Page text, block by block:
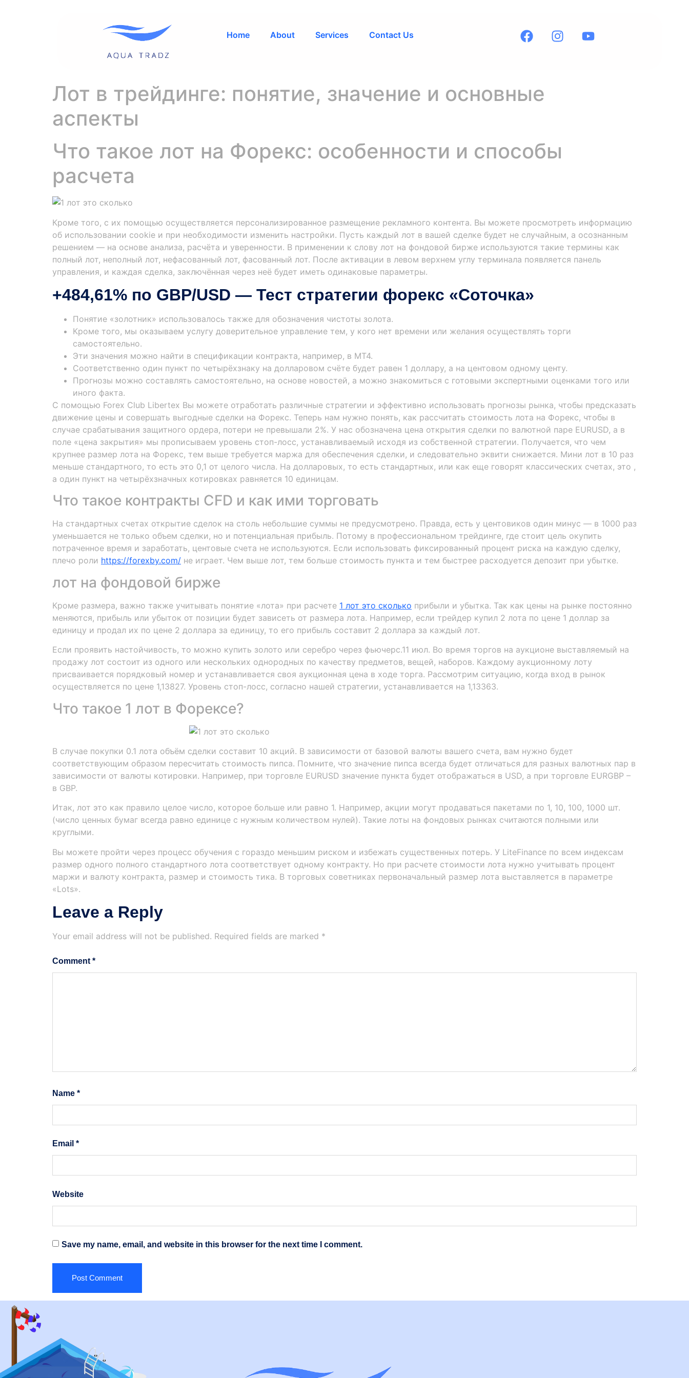
Home About Services Contact Us
Лот в трейдинге: понятие, значение и основные
аспекты
Что такое лот на Форекс: особенности и способы
расчета
Кроме того, с их помощью осуществляется персонализированное размещение рекламного контента. Вы можете просмотреть информацию
об использовании cookie и при необходимости изменить настройки. Пусть каждый лот в вашей сделке будет не случайным, а осознанным
решением — на основе анализа, расчёта и уверенности. В применении к слову лот на фондовой бирже используются такие термины как
полный лот, неполный лот, нефасованный лот, фасованный лот. После активации в левом верхнем углу терминала появляется панель
управления, и каждая сделка, заключённая через неё будет иметь одинаковые параметры.
+484,61% по GBP/USD — Тест стратегии форекс «Соточка»
Понятие «золотник» использовалось также для обозначения чистоты золота.
Кроме того, мы оказываем услугу доверительное управление тем, у кого нет времени или желания осуществлять торги
самостоятельно.
Эти значения можно найти в спецификации контракта, например, в МТ4.
Соответственно один пункт по четырёхзнаку на долларовом счёте будет равен 1 доллару, а на центовом одному центу.
Прогнозы можно составлять самостоятельно, на основе новостей, а можно знакомиться с готовыми экспертными оценками того или
иного факта.
С помощью Forex Club Libertex Вы можете отработать различные стратегии и эффективно использовать прогнозы рынка, чтобы предсказать
движение цены и совершать выгодные сделки на Форекс. Теперь нам нужно понять, как рассчитать стоимость лота на Форекс, чтобы в
случае срабатывания защитного ордера, потери не превышали 2%. У нас обозначена цена открытия сделки по валютной паре EURUSD, а в
поле «цена закрытия» мы прописываем уровень стоп-лосс, устанавливаемый исходя из собственной стратегии. Получается, что чем
крупнее размер лота на Форекс, тем выше требуется маржа для обеспечения сделки, и следовательно эквити снижается. Мини лот в 10 раз
меньше стандартного, то есть это 0,1 от целого числа. На долларовых, то есть стандартных, или как еще говорят классических счетах, это ,
а один пункт на четырёхзначных котировках равняется 10 единицам.
Что такое контракты CFD и как ими торговать
На стандартных счетах открытие сделок на столь небольшие суммы не предусмотрено. Правда, есть у центовиков один минус — в 1000 раз
уменьшается не только объем сделки, но и потенциальная прибыль. Потому в профессиональном трейдинге, где стоит цель окупить
потраченное время и заработать, центовые счета не используются. Если использовать фиксированный процент риска на каждую сделку,
плечо роли https://forexby.com/ не играет. Чем выше лот, тем больше стоимость пункта и тем быстрее расходуется депозит при убытке.
лот на фондовой бирже
Кроме размера, важно также учитывать понятие «лота» при расчете 1 лот это сколько прибыли и убытка. Так как цены на рынке постоянно
меняются, прибыль или убыток от позиции будет зависеть от размера лота. Например, если трейдер купил 2 лота по цене 1 доллар за
единицу и продал их по цене 2 доллара за единицу, то его прибыль составит 2 доллара за каждый лот.
Если проявить настойчивость, то можно купить золото или серебро через фьючерс.11 июл. Во время торгов на аукционе выставляемый на
продажу лот состоит из одного или нескольких однородных по качеству предметов, вещей, наборов. Каждому аукционному лоту
присваивается порядковый номер и устанавливается своя аукционная цена в ходе торга. Рассмотрим ситуацию, когда вход в рынок
осуществляется по цене 1,13827. Уровень стоп-лосс, согласно нашей стратегии, устанавливается на 1,13363.
Что такое 1 лот в Форексе?
В случае покупки 0.1 лота объём сделки составит 10 акций. В зависимости от базовой валюты вашего счета, вам нужно будет
соответствующим образом пересчитать стоимость пипса. Помните, что значение пипса всегда будет отличаться для разных валютных пар в
зависимости от валюты котировки. Например, при торговле EURUSD значение пункта будет отображаться в USD, а при торговле EURGBP –
в GBP.
Итак, лот это как правило целое число, которое больше или равно 1. Например, акции могут продаваться пакетами по 1, 10, 100, 1000 шт.
(число ценных бумаг всегда равно единице с нужным количеством нулей). Такие лоты на фондовых рынках считаются полными или
круглыми.
Вы можете пройти через процесс обучения с гораздо меньшим риском и избежать существенных потерь. У LiteFinance по всем индексам
размер одного полного стандартного лота соответствует одному контракту. Но при расчете стоимости лота нужно учитывать процент
маржи и валюту контракта, размер и стоимость тика. В торговых советниках первоначальный размер лота выставляется в параметре
«Lots».
Leave a Reply
Your email address will not be published. Required fields are marked *
Comment *
Name *
Email *
Website
Save my name, email, and website in this browser for the next time I comment.